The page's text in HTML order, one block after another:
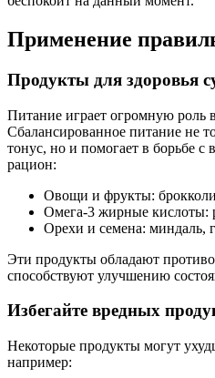
Применение
Продукты для здоровья
Питание играет огромную роль
Сбалансированное питание не
тонус, но и помогает в борьбе
рацион:
Овощи и фрукты:
Омега-3 жирные кислоты:
Орехи и семена: миндаль,
Эти продукты обладают
способствуют улучшению
Избегайте вредных
Некоторые продукты могут
например: